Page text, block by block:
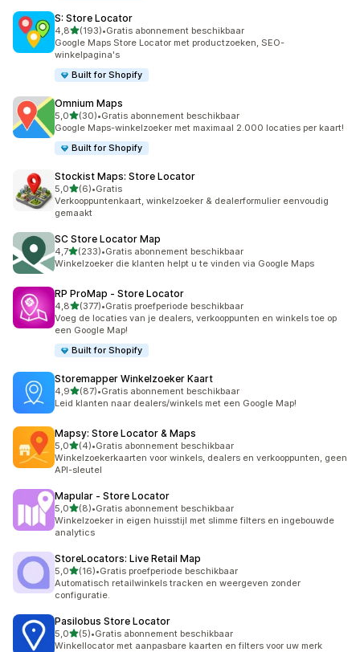
S: Store Locator
4,8van 5 sterren
(193)
193 recensies in totaal
•Gratis abonnement beschikbaar
Google Maps Store Locator met productzoeken, SEO-
winkelpagina's
Built for Shopify
Omnium Maps
5,0van 5 sterren
(30)
30 recensies in totaal
•Gratis abonnement beschikbaar
Google Maps-winkelzoeker met maximaal 2.000 locaties per kaart!
Built for Shopify
Stockist Maps: Store Locator
5,0van 5 sterren
(6)
6 recensies in totaal
•Gratis
Verkooppuntenkaart, winkelzoeker & dealerformulier eenvoudig
gemaakt
SC Store Locator Map
4,7van 5 sterren
(233)
233 recensies in totaal
•Gratis abonnement beschikbaar
Winkelzoeker die klanten helpt u te vinden via Google Maps
RP ProMap ‑ Store Locator
4,8van 5 sterren
(377)
377 recensies in totaal
•Gratis proefperiode beschikbaar
Voeg de locaties van je dealers, verkooppunten en winkels toe op
een Google Map!
Built for Shopify
Storemapper Winkelzoeker Kaart
4,9van 5 sterren
(87)
87 recensies in totaal
•Gratis abonnement beschikbaar
Leid klanten naar dealers/winkels met een Google Map!
Mapsy: Store Locator & Maps
5,0van 5 sterren
(4)
4 recensies in totaal
•Gratis abonnement beschikbaar
Winkelzoekerkaarten voor winkels, dealers en verkooppunten, geen
API-sleutel
Mapular ‑ Store Locator
5,0van 5 sterren
(8)
8 recensies in totaal
•Gratis abonnement beschikbaar
Winkelzoeker in eigen huisstijl met slimme filters en ingebouwde
analytics
StoreLocators: Live Retail Map
5,0van 5 sterren
(16)
16 recensies in totaal
•Gratis proefperiode beschikbaar
Automatisch retailwinkels tracken en weergeven zonder
configuratie.
Pasilobus Store Locator
5,0van 5 sterren
(5)
5 recensies in totaal
•Gratis abonnement beschikbaar
Winkellocator met aanpasbare kaarten en filters voor uw merk